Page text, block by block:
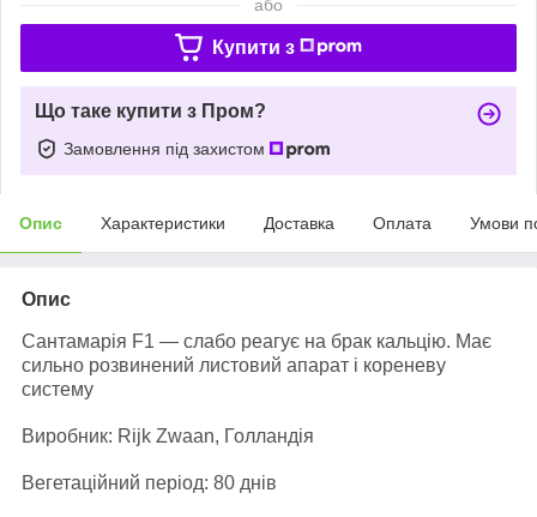
або
Купити з
Що таке купити з Пром?
Замовлення під захистом
Опис Характеристики Доставка Оплата Умови
Опис
Сантамарія F1 — слабо реагує на брак кальцію. Має
сильно розвинений листовий апарат і кореневу
систему
Виробник: Rijk Zwaan, Голландія
Вегетаційний період: 80 днів